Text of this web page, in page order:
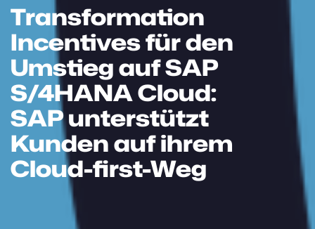
Transformation
Incentives für den
Umstieg auf SAP
S/4HANA Cloud:
SAP unterstützt
Kunden auf ihrem
Cloud-first-Weg